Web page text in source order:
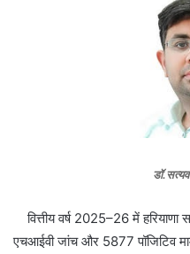
वित्तीय वर्ष 2025–26 में हरियाणा
एचआईवी जांच और 5877 पॉजिटिव